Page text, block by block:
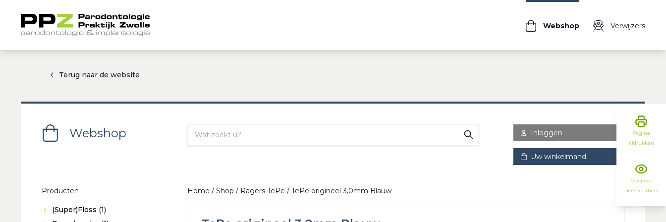
Webshop Verwijzers
Terug naar de website
Webshop Inloggen
Uw winkelmand
Producten
(Super)Floss 11
Home / Shop / Ragers TePe / TePe origineel 3,0mm Blauw
Pagina
afdrukken
Vergroot
leesbaarheid